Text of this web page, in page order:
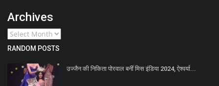
Archives
RANDOM POSTS
उज्जैन की निकिता पोरवाल बनीं मिस इंडिया 2024, ऐश्वर्या...